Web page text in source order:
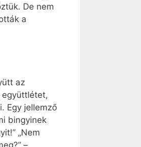
De nem
a
az
együttlétet,
Egy jellemző
bingyinek
„Nem